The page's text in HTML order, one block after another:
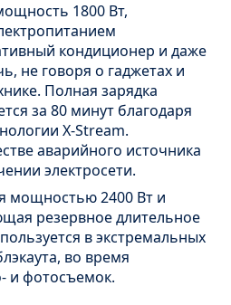
1800 Вт,
кондиционер и даже
не говоря о гаджетах и
Полная зарядка
за 80 минут благодаря
Х-Stream.
аварийного источника
электросети.
мощностью 2400 Вт и
резервное длительное
в экстремальных
во время
и фотосъемок.